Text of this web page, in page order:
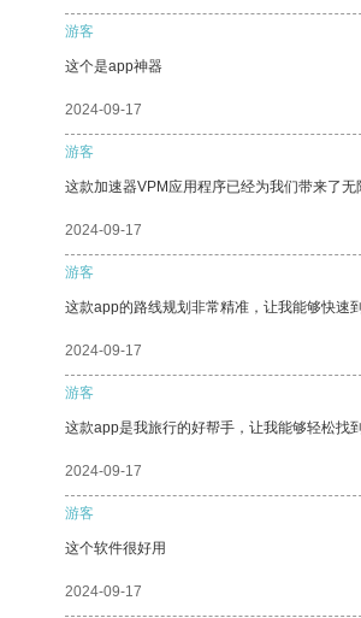
游客
这个是app神器
2024-09-17
游客
这款加速器VPM应用程序已经为我们带来了
2024-09-17
游客
这款app的路线规划非常精准，让我能够快速
2024-09-17
游客
这款app是我旅行的好帮手，让我能够轻松找
2024-09-17
游客
这个软件很好用
2024-09-17